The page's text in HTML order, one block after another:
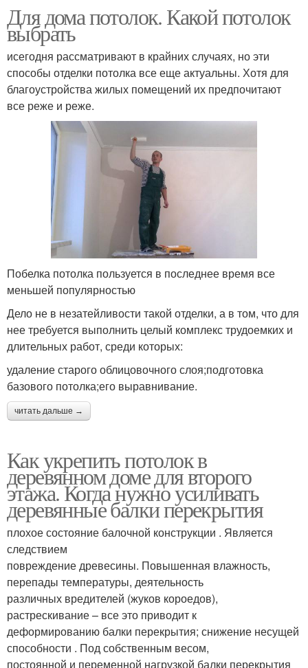
Для дома потолок. Какой потолок
выбрать
исегодня рассматривают в крайних случаях, но эти
способы отделки потолка все еще актуальны. Хотя для
благоустройства жилых помещений их предпочитают
все реже и реже.
Побелка потолка пользуется в последнее время все
меньшей популярностью
Дело не в незатейливости такой отделки, а в том, что для
нее требуется выполнить целый комплекс трудоемких и
длительных работ, среди которых:
удаление старого облицовочного слоя;подготовка
базового потолка;его выравнивание.
читать дальше →
Как укрепить потолок в
деревянном доме для второго
этажа. Когда нужно усиливать
деревянные балки перекрытия
плохое состояние балочной конструкции . Является
следствием
повреждение древесины. Повышенная влажность,
перепады температуры, деятельность
различных вредителей (жуков короедов),
растрескивание – все это приводит к
деформированию балки перекрытия; снижение несущей
способности . Под собственным весом,
постоянной и переменной нагрузкой балки перекрытия